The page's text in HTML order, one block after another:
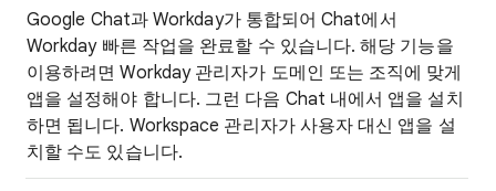
Google Chat과 Workday가 통합되어 Chat에서
Workday 빠른 작업을 완료할 수 있습니다. 해당 기능을
이용하려면 Workday 관리자가 도메인 또는 조직에 맞게
앱을 설정해야 합니다. 그런 다음 Chat 내에서 앱을 설치
하면 됩니다. Workspace 관리자가 사용자 대신 앱을 설
치할 수도 있습니다.